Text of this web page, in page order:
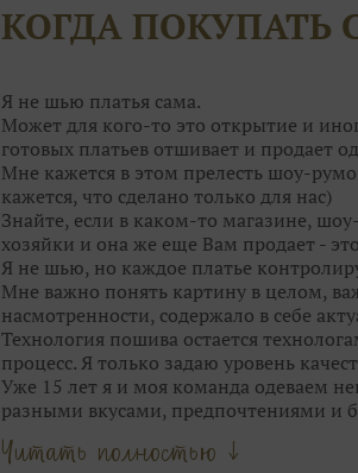
вопросы, сделать сложный выбор и
А чтобы примерка не была скучной,
Поэтому приходите в Дом Свадьбы за
гостей. Им мы тоже поможем!
КОГДА ПОКУПАТЬ
Я не шью платья сама.
Может для кого-то это открытие и
готовых платьев отшивает и продает
Мне кажется в этом прелесть шоу-
кажется, что сделано только для нас)
Знайте, если в каком-то магазине,
хозяйки и она же еще Вам продает -
Я не шью, но каждое платье
Мне важно понять картину в целом,
насмотренности, содержало в себе
Технология пошива остается
процесс. Я только задаю уровень
Уже 15 лет я и моя команда одеваем
разными вкусами, предпочтениями и
Опыт и время научили меня видеть
стилем свадебных брендов.
Читать полностью ↓